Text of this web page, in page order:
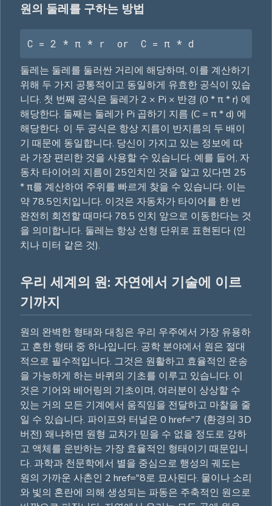
원의 둘레를 구하는 방법
C = 2 * π * r  or  C = π * d
둘레는 둘레를 둘러싼 거리에 해당하며, 이를 계산하기
위해 두 가지 공통적이고 동일하게 유효한 공식이 있습
니다. 첫 번째 공식은 둘레가 2 × Pi × 반경 (0 * π * r) 에
해당한다. 둘째는 둘레가 Pi 곱하기 지름 (C = π * d) 에
해당한다. 이 두 공식은 항상 지름이 반지름의 두 배이
기 때문에 동일합니다. 당신이 가지고 있는 정보에 따
라 가장 편리한 것을 사용할 수 있습니다. 예를 들어, 자
동차 타이어의 지름이 25인치인 것을 알고 있다면 25
* π를 계산하여 주위를 빠르게 찾을 수 있습니다. 이는
약 78.5인치입니다. 이것은 자동차가 타이어를 한 번
완전히 회전할 때마다 78.5 인치 앞으로 이동한다는 것
을 의미합니다. 둘레는 항상 선형 단위로 표현된다 (인
치나 미터 같은 것).
우리 세계의 원: 자연에서 기술에 이르
기까지
원의 완벽한 형태와 대칭은 우리 우주에서 가장 유용하
고 흔한 형태 중 하나입니다. 공학 분야에서 원은 절대
적으로 필수적입니다. 그것은 원활하고 효율적인 운송
을 가능하게 하는 바퀴의 기초를 이루고 있습니다. 이
것은 기어와 베어링의 기초이며, 여러분이 상상할 수
있는 거의 모든 기계에서 움직임을 전달하고 마찰을 줄
일 수 있습니다. 파이프와 터널은 0 href="7 (환경의 3D
버전) 왜냐하면 원형 교차가 믿을 수 없을 정도로 강하
고 액체를 운반하는 가장 효율적인 형태이기 때문입니
다. 과학과 천문학에서 별을 중심으로 행성의 궤도는
원의 가까운 사촌인 2 href="8로 묘사된다. 물이나 소리
와 빛의 혼란에 의해 생성되는 파동은 주축적인 원으로